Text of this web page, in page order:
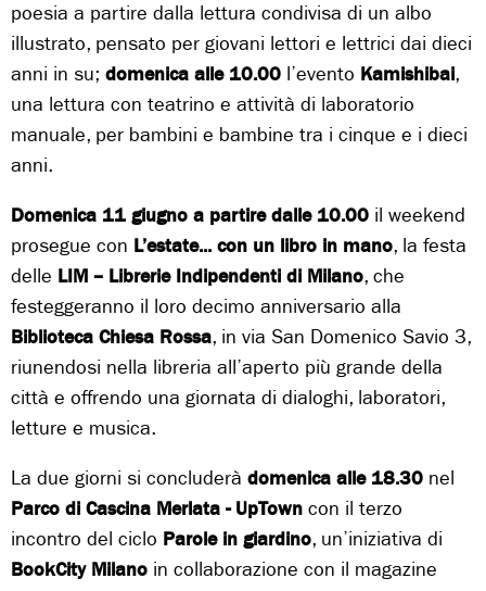
poesia a partire dalla lettura condivisa di un albo
illustrato, pensato per giovani lettori e lettrici dai dieci
anni in su; domenica alle 10.00 l’evento Kamishibai,
una lettura con teatrino e attività di laboratorio
manuale, per bambini e bambine tra i cinque e i dieci
anni.
Domenica 11 giugno a partire dalle 10.00 il weekend
prosegue con L’estate... con un libro in mano, la festa
delle LIM – Librerie Indipendenti di Milano, che
festeggeranno il loro decimo anniversario alla
Biblioteca Chiesa Rossa, in via San Domenico Savio 3,
riunendosi nella libreria all’aperto più grande della
città e offrendo una giornata di dialoghi, laboratori,
letture e musica.
La due giorni si concluderà domenica alle 18.30 nel
Parco di Cascina Merlata - UpTown con il terzo
incontro del ciclo Parole in giardino, un’iniziativa di
BookCity Milano in collaborazione con il magazine